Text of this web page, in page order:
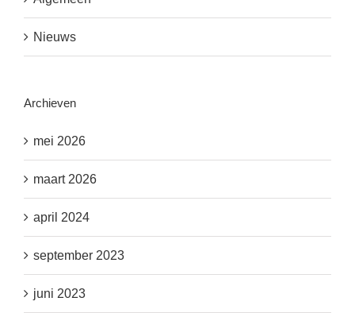
Nieuws
Archieven
mei 2026
maart 2026
april 2024
september 2023
juni 2023